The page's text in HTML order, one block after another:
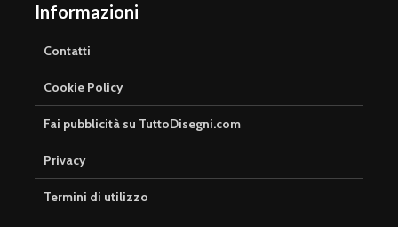
Informazioni
Contatti
Cookie Policy
Fai pubblicità su TuttoDisegni.com
Privacy
Termini di utilizzo